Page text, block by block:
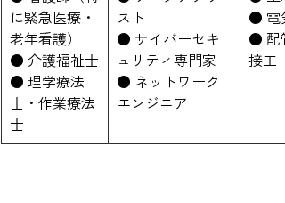
に緊急医療・
老年看護）
● 介護福祉士
● 理学療法
士・作業療法
士
スト
● サイバーセキ
ュリティ専門家
● ネットワーク
エンジニア
● 電
● 配
接工